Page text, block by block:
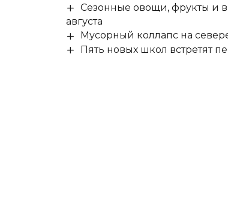
Сезонные овощи, фрукты и
августа
Мусорный коллапс на
Пять новых школ встретят